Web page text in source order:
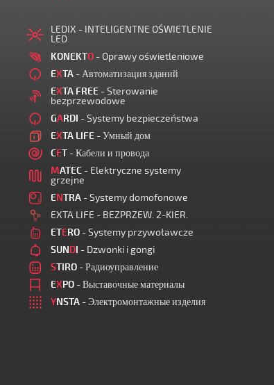
LEDIX - INTELIGENTNE OŚWIETLENIE
LED
KONEKTO - Oprawy oświetleniowe
EXTA - Автоматизация зданий
EXTA FREE - Sterowanie
bezprzewodowe
GARDI - Systemy bezpieczeństwa
EXTA LIFE - Умный дом
CET - Кабели и провода
MATEC - Elektryczne systemy
grzejne
ENTRA - Systemy domofonowe
EXTA LIFE - BEZPRZEW. 2-KIER.
ETERO - Systemy przywoławcze
SUNDI - Dzwonki i gongi
STIRO - Радиоуправление
EXPO - Выставочные материалы
YNSTA - Электромонтажные изделия